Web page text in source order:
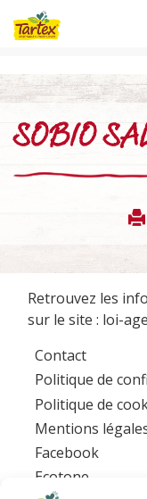
SOBIO
Retrouvez les
sur le site : loi-
Contact
Politique de
Politique de
Mentions
Facebook
Ecotone